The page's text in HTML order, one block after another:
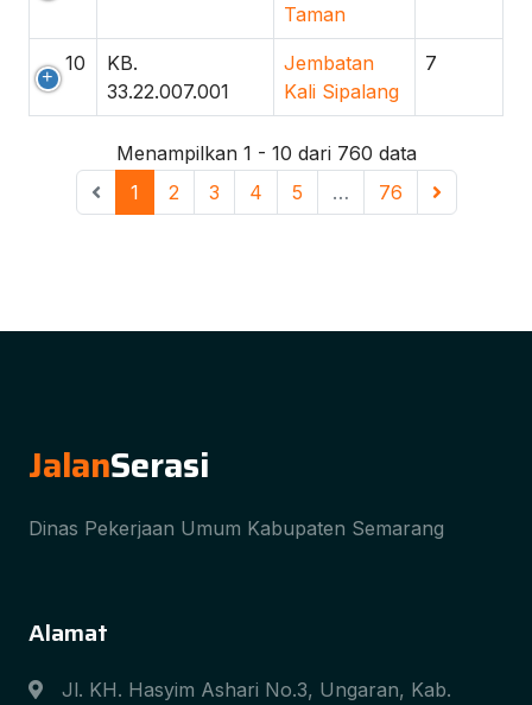
Taman
10
KB.
33.22.007.001
Jembatan
Kali Sipalang
7
Menampilkan 1 - 10 dari 760 data
1
2 3 4 5 … 76
JalanSerasi
Dinas Pekerjaan Umum Kabupaten Semarang
Alamat
Jl. KH. Hasyim Ashari No.3, Ungaran, Kab.